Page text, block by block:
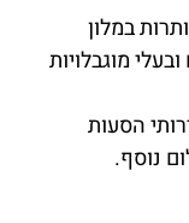
במלון
מוגבלויות
הסעות
נוסף.